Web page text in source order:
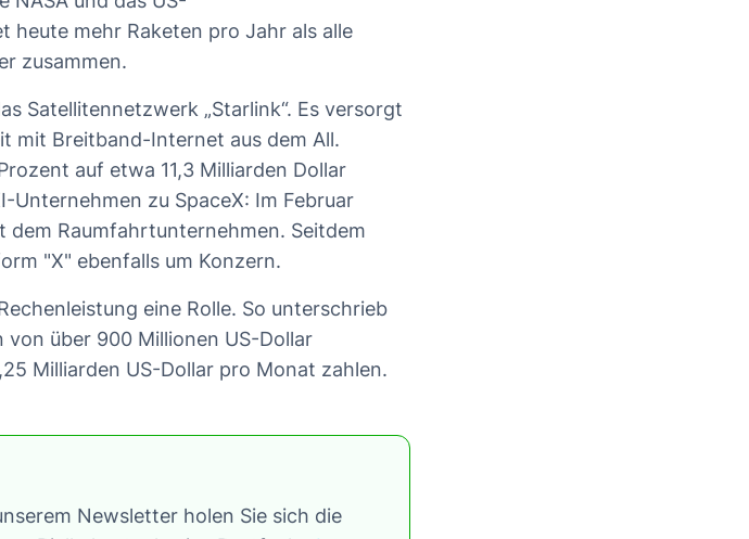
heute mehr Raketen pro Jahr als alle
zusammen.
Satellitennetzwerk „Starlink“. Es versorgt
mit Breitband-Internet aus dem All.
auf etwa 11,3 Milliarden Dollar
zu SpaceX: Im Februar
Raumfahrtunternehmen. Seitdem
"X" ebenfalls um Konzern.
eine Rolle. So unterschrieb
von über 900 Millionen US-Dollar
Milliarden US-Dollar pro Monat zahlen.
Newsletter holen Sie sich die